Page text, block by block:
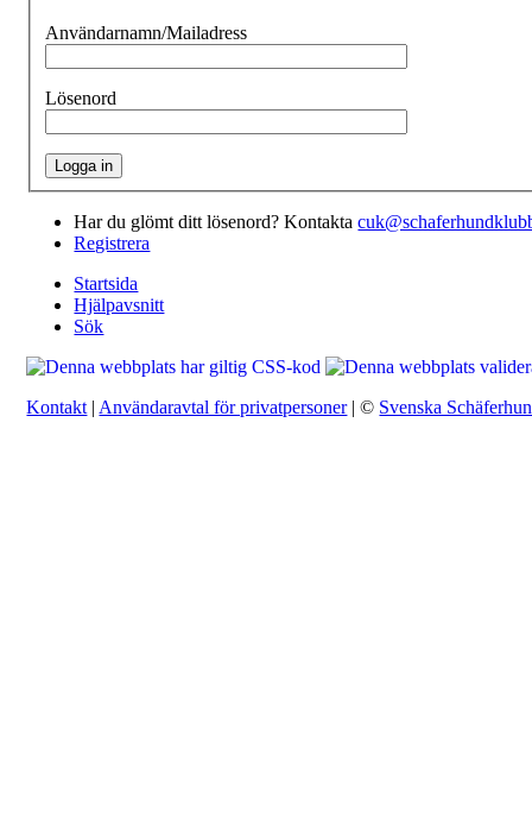
Användarnamn/Mailadress
Lösenord
Har du glömt ditt lösenord? Kontakta
Registrera
Startsida
Hjälpavsnitt
Sök
Kontakt|Användaravtal för privatpersoner | © Svenska